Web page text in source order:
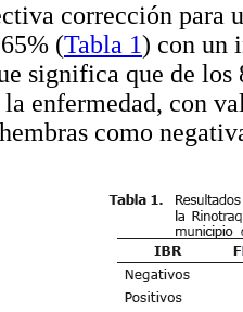
corrección para
(Tabla 1) con un
significa que de los
enfermedad, con
como